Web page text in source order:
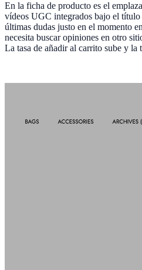
En la ficha de producto es el
vídeos UGC integrados bajo el
últimas dudas justo en el momento
necesita buscar opiniones en otro
La tasa de añadir al carrito sube y la